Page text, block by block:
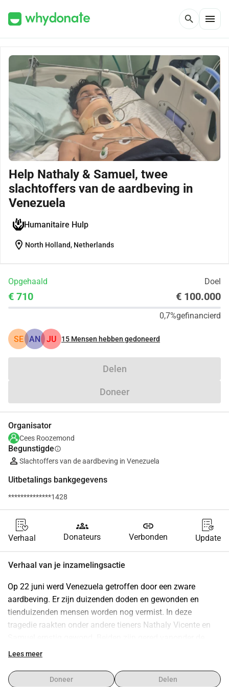
search menu
Help Nathaly & Samuel, twee
slachtoffers van de aardbeving in
Venezuela
Humanitaire Hulp
location_on North Holland, Netherlands
Opgehaald Doel
€ 710 € 100.000
0,7%gefinancierd
SE AN JU 15 Mensen hebben gedoneerd
Delen
Doneer
Organisator
Cees Roozemond
Begunstigdeinfo
Slachtoffers van de aardbeving in Venezuela
Uitbetalings bankgegevens
**************1428
Verhaal
groups
Donateurs
link
Verbonden Update
Verhaal van je inzamelingsactie
Op 22 juni werd Venezuela getroffen door een zware
aardbeving. Er zijn duizenden doden en gewonden en
tienduizenden mensen worden nog vermist. In deze
tragedie raakten onder andere tieners Nathaly Vicente en
brokstokken. Nathaly dankt haar leven aan haar broer die
te beschermen. Haar broer heeft het helaas niet gered.
Lees meer
Doneer Delen